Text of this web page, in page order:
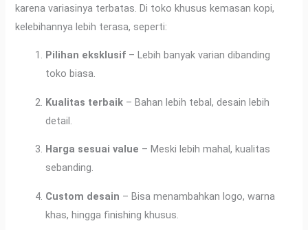
karena variasinya terbatas. Di toko khusus kemasan kopi,
kelebihannya lebih terasa, seperti:
Pilihan eksklusif – Lebih banyak varian dibanding
toko biasa.
Kualitas terbaik – Bahan lebih tebal, desain lebih
detail.
Harga sesuai value – Meski lebih mahal, kualitas
sebanding.
Custom desain – Bisa menambahkan logo, warna
khas, hingga finishing khusus.